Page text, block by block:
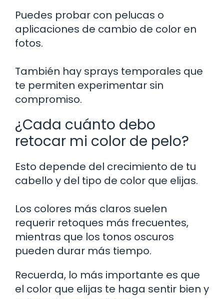
Puedes probar con pelucas o
aplicaciones de cambio de color en
fotos.
También hay sprays temporales que
te permiten experimentar sin
compromiso.
¿Cada cuánto debo
retocar mi color de pelo?
Esto depende del crecimiento de tu
cabello y del tipo de color que elijas.
Los colores más claros suelen
requerir retoques más frecuentes,
mientras que los tonos oscuros
pueden durar más tiempo.
Recuerda, lo más importante es que
el color que elijas te haga sentir bien y